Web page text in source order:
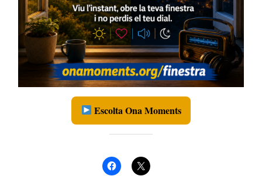
Escolta Ona Moments